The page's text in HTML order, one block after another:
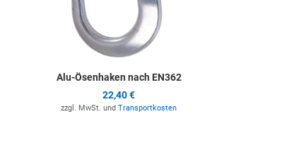
Alu-Ösenhaken nach EN362
22,40 €
zzgl. MwSt. und Transportkosten